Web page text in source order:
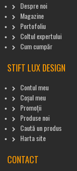
Despre noi
Magazine
Portofoliu
Coltul expertului
Cum cumpăr
STIFT LUX DESIGN
Contul meu
Coșul meu
Promoții
Produse noi
Caută un produs
Harta site
CONTACT